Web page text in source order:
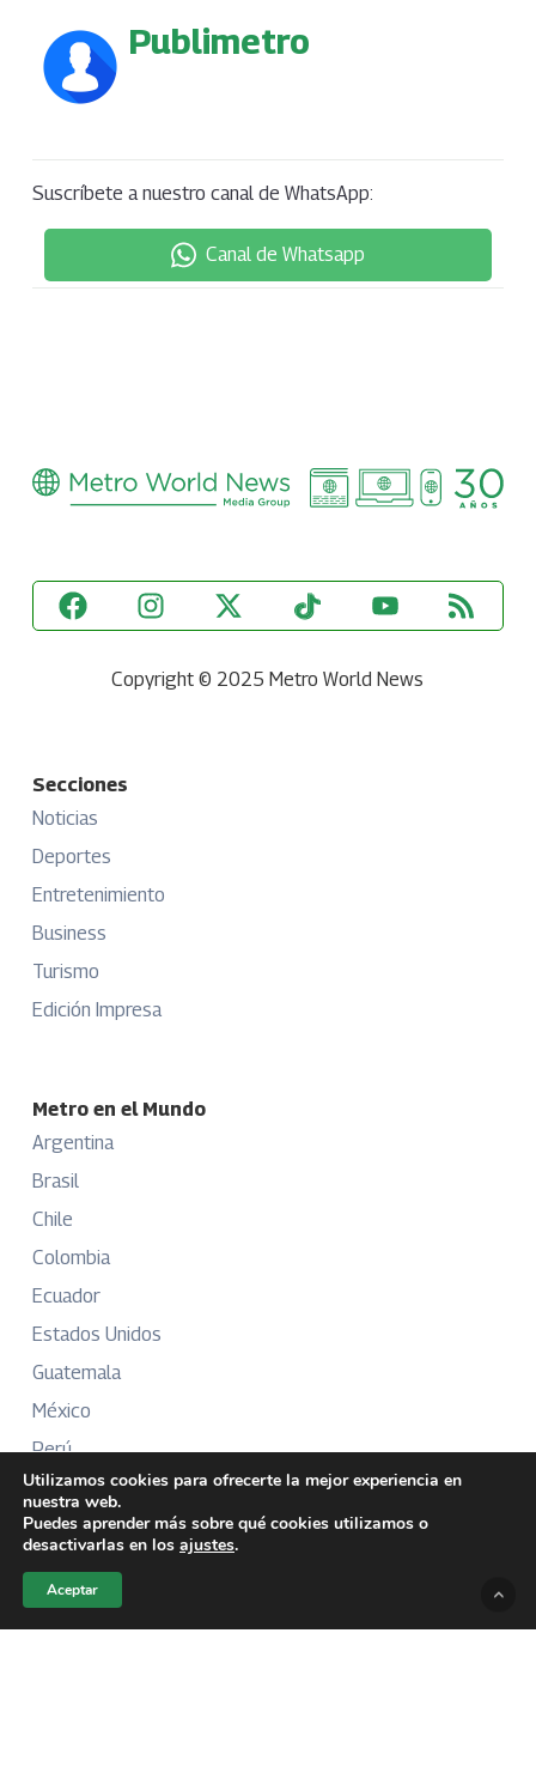
Publimetro
Suscríbete a nuestro canal de WhatsApp:
Canal de Whatsapp
Copyright © 2025 Metro World News
Secciones
Noticias
Deportes
Entretenimiento
Business
Turismo
Edición Impresa
Metro en el Mundo
Argentina
Brasil
Chile
Colombia
Ecuador
Estados Unidos
Guatemala
México
Perú
Puerto Rico
Más Información
Utilizamos cookies para ofrecerte la mejor experiencia en
nuestra web.
Puedes aprender más sobre qué cookies utilizamos o
desactivarlas en los ajustes.
Aceptar